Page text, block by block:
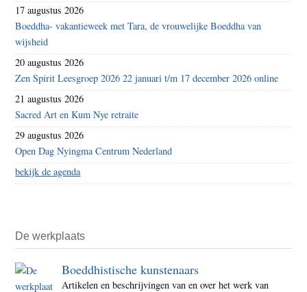
17 augustus 2026
Boeddha- vakantieweek met Tara, de vrouwelijke Boeddha van
wijsheid
20 augustus 2026
Zen Spirit Leesgroep 2026 22 januari t/m 17 december 2026 online
21 augustus 2026
Sacred Art en Kum Nye retraite
29 augustus 2026
Open Dag Nyingma Centrum Nederland
bekijk de agenda
De werkplaats
Boeddhistische kunstenaars
Artikelen en beschrijvingen van en over het werk van